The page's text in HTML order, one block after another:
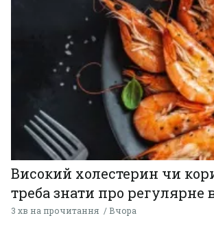
Високий холестерин чи
треба знати про регулярне
3 хв на прочитання Вчора